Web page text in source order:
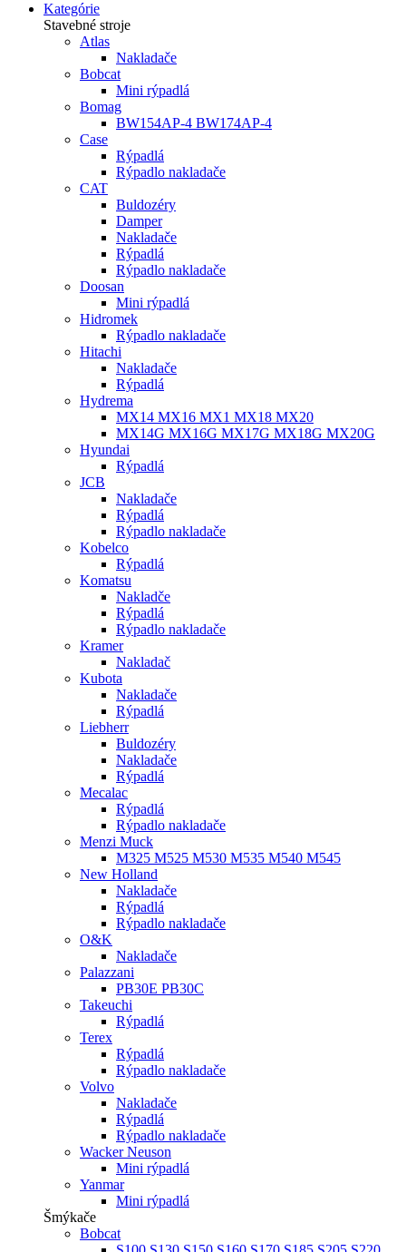
Kategórie
Stavebné stroje
Atlas
Nakladače
Bobcat
Mini rýpadlá
Bomag
BW154AP-4 BW174AP-4
Case
Rýpadlá
Rýpadlo nakladače
CAT
Buldozéry
Damper
Nakladače
Rýpadlá
Rýpadlo nakladače
Doosan
Mini rýpadlá
Hidromek
Rýpadlo nakladače
Hitachi
Nakladače
Rýpadlá
Hydrema
MX14 MX16 MX1 MX18 MX20
MX14G MX16G MX17G MX18G MX20G
Hyundai
Rýpadlá
JCB
Nakladače
Rýpadlá
Rýpadlo nakladače
Kobelco
Rýpadlá
Komatsu
Nakladče
Rýpadlá
Rýpadlo nakladače
Kramer
Nakladač
Kubota
Nakladače
Rýpadlá
Liebherr
Buldozéry
Nakladače
Rýpadlá
Mecalac
Rýpadlá
Rýpadlo nakladače
Menzi Muck
M325 M525 M530 M535 M540 M545
New Holland
Nakladače
Rýpadlá
Rýpadlo nakladače
O&K
Nakladače
Palazzani
PB30E PB30C
Takeuchi
Rýpadlá
Terex
Rýpadlá
Rýpadlo nakladače
Volvo
Nakladače
Rýpadlá
Rýpadlo nakladače
Wacker Neuson
Mini rýpadlá
Yanmar
Mini rýpadlá
Šmýkače
Bobcat